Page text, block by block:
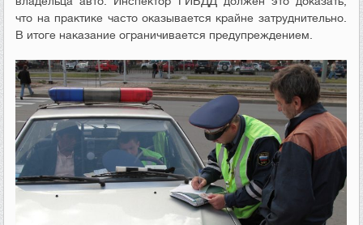
что на практике часто оказывается крайне затруднительно.
В итоге наказание ограничивается предупреждением.